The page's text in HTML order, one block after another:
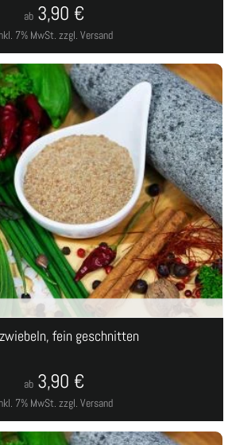
7% MwSt. zzgl. Versand
ab 3,90 €
fein geschnitten
7% MwSt. zzgl. Versand
ab 3,90 €